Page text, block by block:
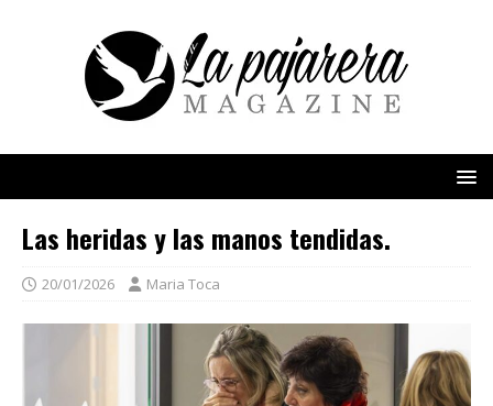
Las heridas y las manos tendidas.
20/01/2026 Maria Toca